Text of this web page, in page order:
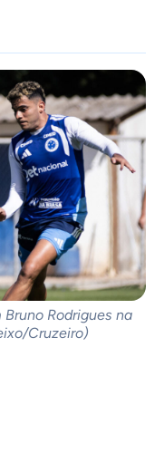
Rodrigues na
Cruzeiro)